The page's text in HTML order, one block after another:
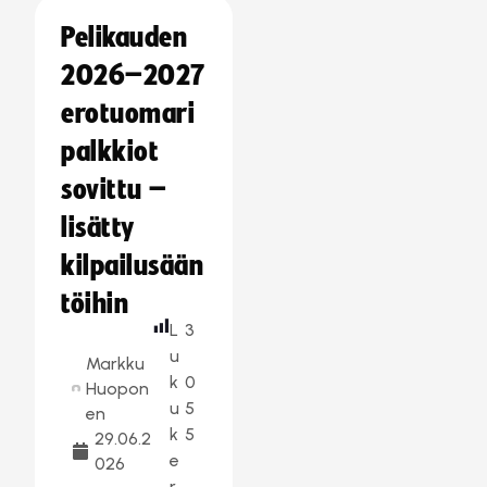
Pelikauden
2026–2027
erotuomari
palkkiot
sovittu –
lisätty
kilpailusään
töihin
Markku
Huopon
en
29.06.2
026
L
u
k
u
k
e
3
0
5
5